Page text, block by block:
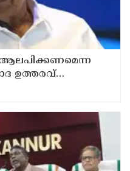
ആലപിക്കണമെന്ന
ഉത്തരവ്
; പ്രതിപക്ഷ